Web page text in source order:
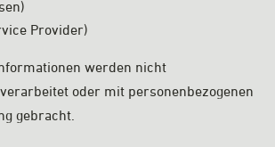
Provider)
werden nicht
oder mit personenbezogenen
gebracht.